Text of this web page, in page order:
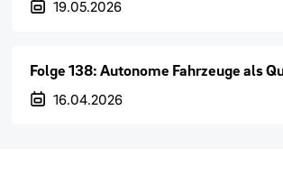
Veröffentlichungsdatum
19.05.2026
Folge 138: Autonome Fahrzeuge als
Veröffentlichungsdatum
16.04.2026